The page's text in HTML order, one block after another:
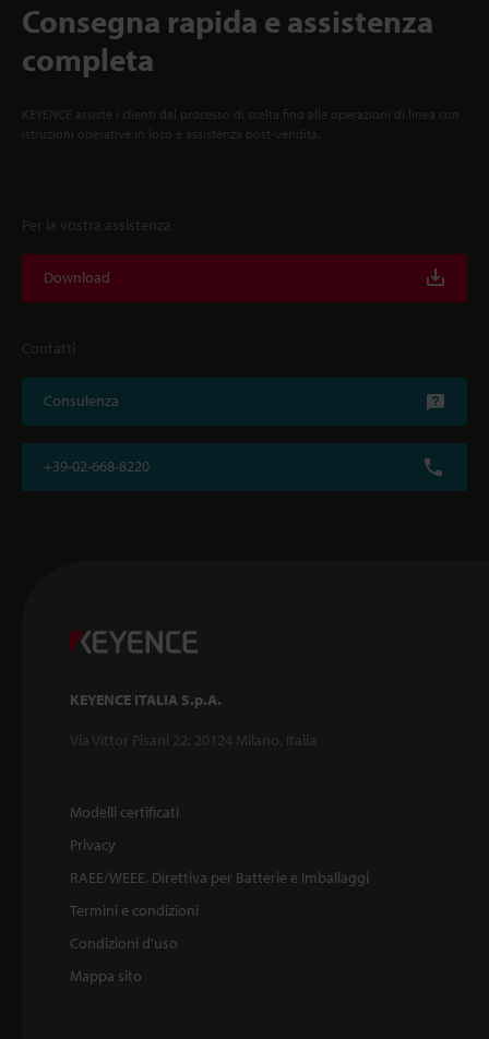
Consegna rapida e assistenza
completa
KEYENCE assiste i clienti dal processo di scelta fino alle operazioni di linea con
istruzioni operative in loco e assistenza post-vendita.
Per la vostra assistenza
Download
Contatti
Consulenza
+39-02-668-8220
KEYENCE ITALIA S.p.A.
Via Vittor Pisani 22, 20124 Milano, Italia
Modelli certificati
Privacy
RAEE/WEEE, Direttiva per Batterie e Imballaggi
Termini e condizioni
Condizioni d'uso
Mappa sito